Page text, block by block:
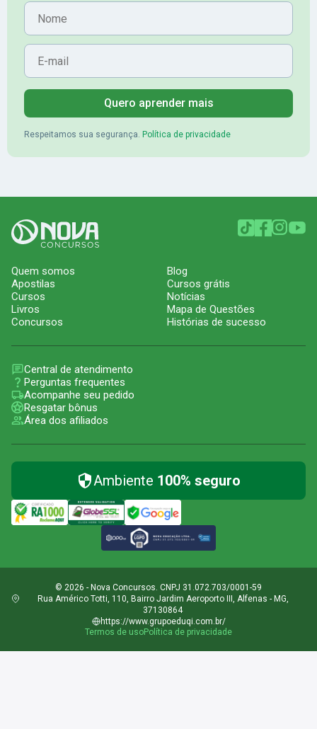
Nome
E-mail
Quero aprender mais
Respeitamos sua segurança. Política de privacidade
Quem somos
Apostilas
Cursos
Livros
Concursos
Blog
Cursos grátis
Notícias
Mapa de Questões
Histórias de sucesso
Central de atendimento
Perguntas frequentes
Acompanhe seu pedido
Resgatar bônus
Área dos afiliados
Ambiente 100% seguro
© 2026 - Nova Concursos. CNPJ 31.072.703/0001-59
Rua Américo Totti, 110, Bairro Jardim Aeroporto III, Alfenas - MG,
37130864
https://www.grupoeduqi.com.br/
Termos de usoPolítica de privacidade